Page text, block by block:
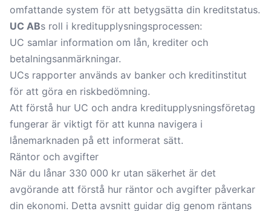
omfattande system för att betygsätta din kreditstatus.
UC ABs roll i kreditupplysningsprocessen:
UC samlar information om lån, krediter och
betalningsanmärkningar.
UCs rapporter används av banker och kreditinstitut
för att göra en riskbedömning.
Att förstå hur UC och andra kreditupplysningsföretag
fungerar är viktigt för att kunna navigera i
lånemarknaden på ett informerat sätt.
Räntor och avgifter
När du lånar 330 000 kr utan säkerhet är det
avgörande att förstå hur räntor och avgifter påverkar
din ekonomi. Detta avsnitt guidar dig genom räntans